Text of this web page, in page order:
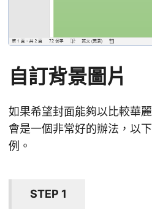
自訂背景圖片
如果希望封面能夠以比較華
會是一個非常好的辦法，以
例。
STEP 1